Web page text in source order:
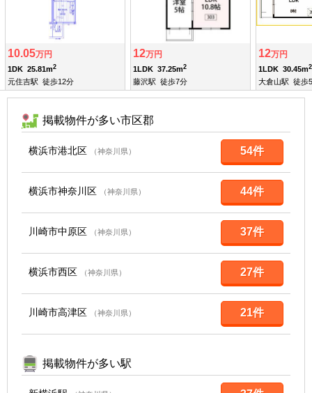
10.05万円
1DK 25.81m2
元住吉駅 徒歩12分
12万円
1LDK 37.25m2
藤沢駅 徒歩7分
12万円
1LDK 30.45m2
大倉山駅 徒歩
掲載物件が多い市区郡
横浜市港北区 （神奈川県） 54件
横浜市神奈川区 （神奈川県） 44件
川崎市中原区 （神奈川県） 37件
横浜市西区 （神奈川県） 27件
川崎市高津区 （神奈川県） 21件
掲載物件が多い駅